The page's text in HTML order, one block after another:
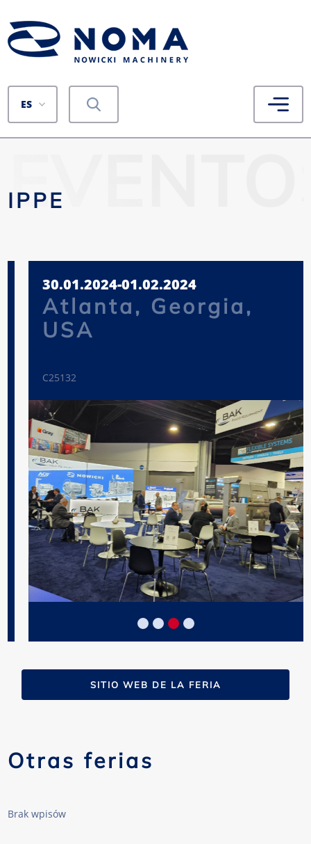
ES
IPPE
30.01.2024-01.02.2024
Atlanta, Georgia,
USA
C25132
SITIO WEB DE LA FERIA
Otras ferias
Brak wpisów